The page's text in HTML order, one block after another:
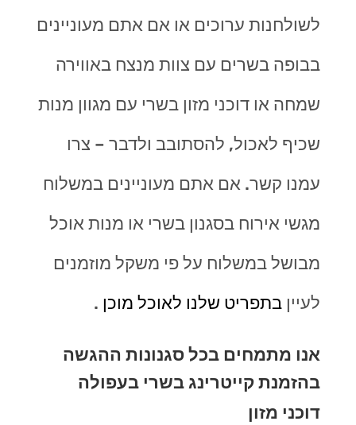
לשולחנות ערוכים או אם אתם מעוניינים
בבופה בשרים עם צוות מנצח באווירה
שמחה או דוכני מזון בשרי עם מגוון מנות
שכיף לאכול, להסתובב ולדבר – צרו
עמנו קשר. אם אתם מעוניינים במשלוח
מגשי אירוח בסגנון בשרי או מנות אוכל
מבושל במשלוח על פי משקל מוזמנים
לעיין בתפריט שלנו לאוכל מוכן .
אנו מתמחים בכל סגנונות ההגשה
בהזמנת קייטרינג בשרי בעפולה
דוכני מזון